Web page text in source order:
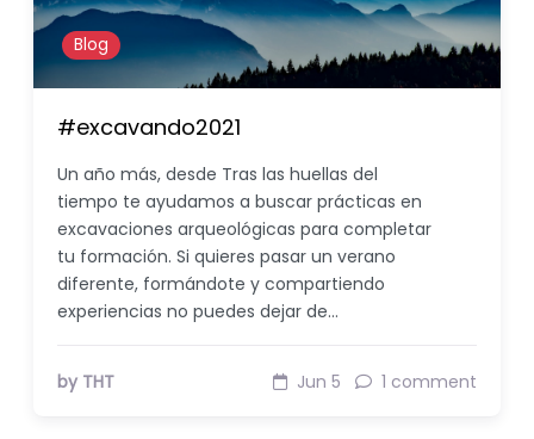
Blog
#excavando2021
Un año más, desde Tras las huellas del
tiempo te ayudamos a buscar prácticas en
excavaciones arqueológicas para completar
tu formación. Si quieres pasar un verano
diferente, formándote y compartiendo
experiencias no puedes dejar de…
by THT Jun 5 1 comment